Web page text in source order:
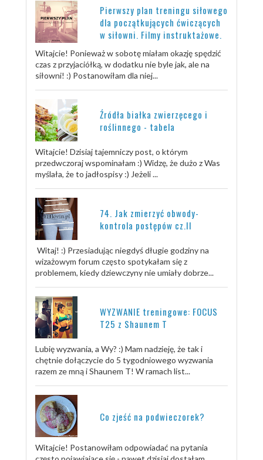
Pierwszy plan treningu siłowego
dla początkujących ćwiczących
w siłowni. Filmy instruktażowe.
Witajcie! Ponieważ w sobotę miałam okazję spędzić
czas z przyjaciółką, w dodatku nie byle jak, ale na
siłowni! :) Postanowiłam dla niej...
Źródła białka zwierzęcego i
roślinnego - tabela
Witajcie! Dzisiaj tajemniczy post, o którym
przedwczoraj wspominałam :) Widzę, że dużo z Was
myślała, że to jadłospisy :) Jeżeli ...
74. Jak zmierzyć obwody-
kontrola postępów cz.II
Witaj! :) Przesiadując niegdyś długie godziny na
wizażowym forum często spotykałam się z
problemem, kiedy dziewczyny nie umiały dobrze...
WYZWANIE treningowe: FOCUS
T25 z Shaunem T
Lubię wyzwania, a Wy? :) Mam nadzieję, że tak i
chętnie dołączycie do 5 tygodniowego wyzwania
razem ze mną i Shaunem T! W ramach list...
Co zjeść na podwieczorek?
Witajcie! Postanowiłam odpowiadać na pytania